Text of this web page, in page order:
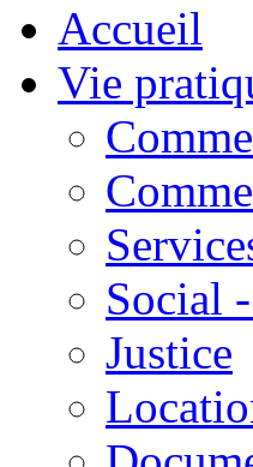
Accueil
Vie
Social
Justice